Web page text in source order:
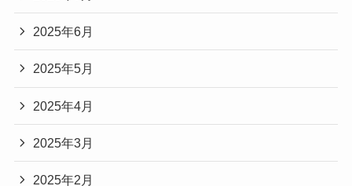
2025年6月
2025年5月
2025年4月
2025年3月
2025年2月